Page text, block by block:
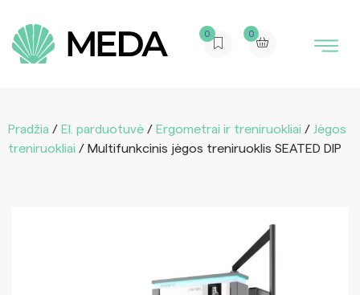
0 0
Pradžia / El. parduotuvė / Ergometrai ir treniruokliai / Jėgos
treniruokliai / Multifunkcinis jėgos treniruoklis SEATED DIP